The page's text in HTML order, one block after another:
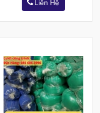
Liên Hệ